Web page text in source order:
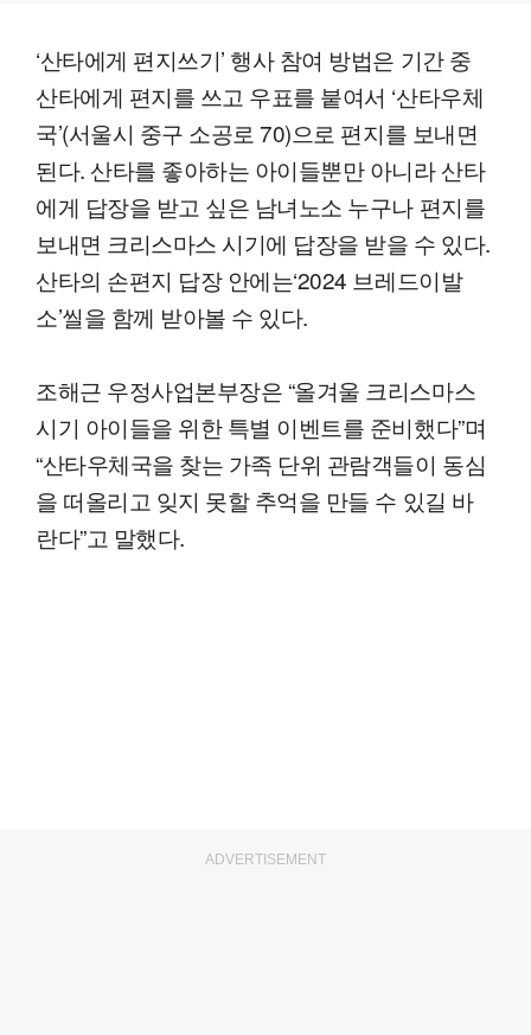
‘산타에게 편지쓰기’ 행사 참여 방법은 기간 중
산타에게 편지를 쓰고 우표를 붙여서 ‘산타우체
국’(서울시 중구 소공로 70)으로 편지를 보내면
된다. 산타를 좋아하는 아이들뿐만 아니라 산타
에게 답장을 받고 싶은 남녀노소 누구나 편지를
보내면 크리스마스 시기에 답장을 받을 수 있다.
산타의 손편지 답장 안에는‘2024 브레드이발
소’씰을 함께 받아볼 수 있다.
조해근 우정사업본부장은 “올겨울 크리스마스
시기 아이들을 위한 특별 이벤트를 준비했다”며
“산타우체국을 찾는 가족 단위 관람객들이 동심
을 떠올리고 잊지 못할 추억을 만들 수 있길 바
란다”고 말했다.
ADVERTISEMENT